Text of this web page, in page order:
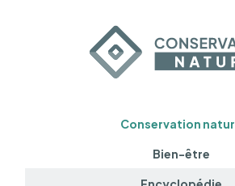
Conservation
Bien-être